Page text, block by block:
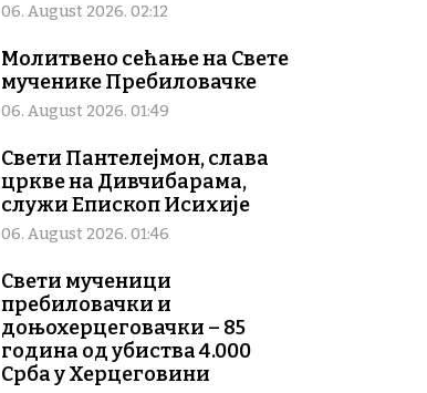
06. August 2026. 02:12
Молитвено сећање на Свете
мученике Пребиловачке
06. August 2026. 01:49
Свети Пантелејмон, слава
цркве на Дивчибарама,
служи Епископ Исихије
06. August 2026. 01:46
Свети мученици
пребиловачки и
доњохерцеговачки – 85
година од убиства 4.000
Срба у Херцеговини